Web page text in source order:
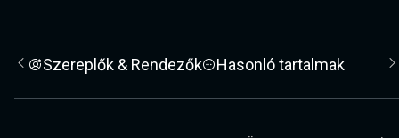
Szereplők & Rendezők Hasonló tartalmak